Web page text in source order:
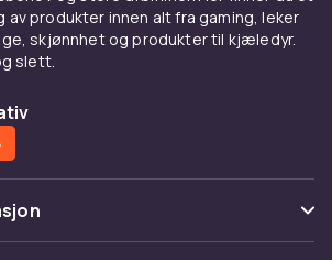
produkter innen alt fra gaming, leker
skjønnhet og produkter til kjæledyr.
slett.